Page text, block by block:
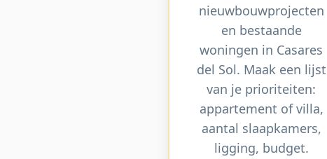
nieuwbouwprojecten
en bestaande
woningen in Casares
del Sol. Maak een lijst
van je prioriteiten:
appartement of villa,
aantal slaapkamers,
ligging, budget.